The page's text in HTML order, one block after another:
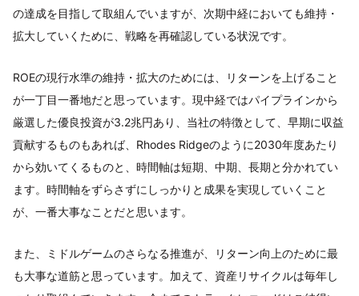
の達成を目指して取組んでいますが、次期中経においても維持・
拡大していくために、戦略を再確認している状況です。
ROEの現行水準の維持・拡大のためには、リターンを上げること
が一丁目一番地だと思っています。現中経ではパイプラインから
厳選した優良投資が3.2兆円あり、当社の特徴として、早期に収益
貢献するものもあれば、Rhodes Ridgeのように2030年度あたり
から効いてくるものと、時間軸は短期、中期、長期と分かれてい
ます。時間軸をずらさずにしっかりと成果を実現していくこと
が、一番大事なことだと思います。
また、ミドルゲームのさらなる推進が、リターン向上のために最
も大事な道筋と思っています。加えて、資産リサイクルは毎年し